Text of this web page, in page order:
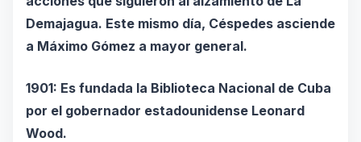
Demajagua. Este mismo día, Céspedes asciende
a Máximo Gómez a mayor general.
1901: Es fundada la Biblioteca Nacional de Cuba
por el gobernador estadounidense Leonard
Wood.